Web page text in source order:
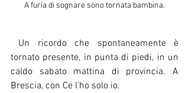
A furia di sognare sono tornata bambina.
tornato presente, in punta di piedi, in un
caldo sabato mattina di provincia. A
Brescia, con Ce l'ho solo io.